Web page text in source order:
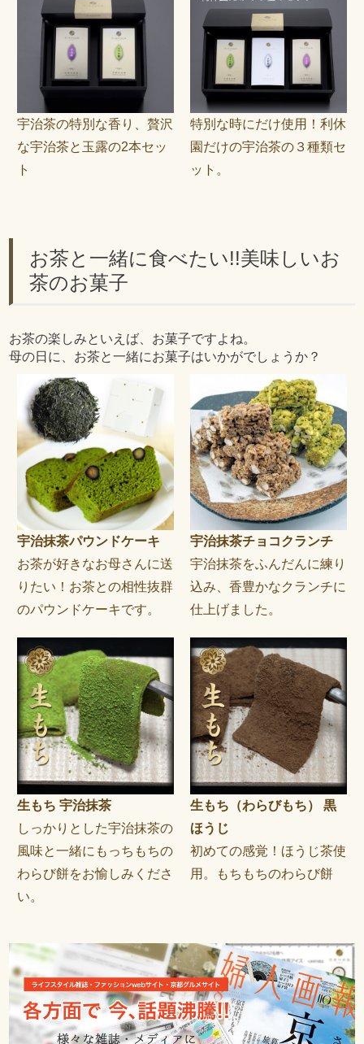
宇治茶の特別な香り、贅沢
な宇治茶と玉露の2本セッ
ト
特別な時にだけ使用！利休
園だけの宇治茶の３種類セ
ット。
お茶と一緒に食べたい!!美味しいお
茶のお菓子
お茶の楽しみといえば、お菓子ですよね。
母の日に、お茶と一緒にお菓子はいかがでしょうか？
宇治抹茶パウンドケーキ
お茶が好きなお母さんに送
りたい！お茶との相性抜群
のパウンドケーキです。
宇治抹茶チョコクランチ
宇治抹茶をふんだんに練り
込み、香豊かなクランチに
仕上げました。
生もち 宇治抹茶
しっかりとした宇治抹茶の
風味と一緒にもっちもちの
わらび餅をお愉しみくださ
い。
生もち（わらびもち） 黒
ほうじ
初めての感覚！ほうじ茶使
用。もちもちのわらび餅